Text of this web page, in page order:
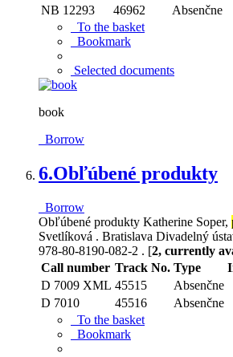
NB 12293
46962
Absenčne
To the basket
Bookmark
Selected documents
book
Borrow
6.Obľúbené produkty
Borrow
Obľúbené produkty Katherine Soper,
Svetlíková . Bratislava Divadelný
978-80-8190-082-2 . [2, currently
Call number Track No. Type
D 7009 XML 45515
Absenčne
D 7010
45516
Absenčne
To the basket
Bookmark